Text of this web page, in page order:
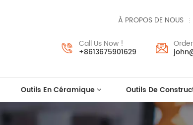
À PROPOS DE NOUS
Call Us Now !
+8613675901629
Outils En Céramique Outils De